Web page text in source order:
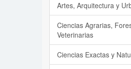
Artes, Arquitectura y
Ciencias Agrarias,
Veterinarias
Ciencias Exactas y